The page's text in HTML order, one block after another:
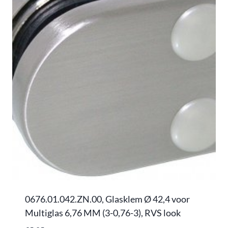
0676.01.042.ZN.00, Glasklem Ø 42,4 voor
Multiglas 6,76 MM (3-0,76-3), RVS look